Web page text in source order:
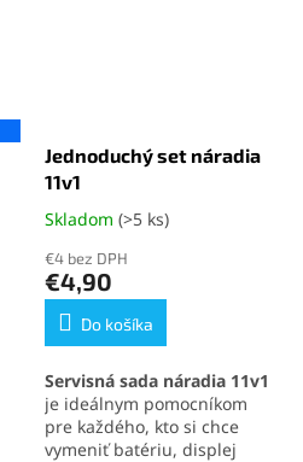
Jednoduchý set náradia
11v1
Priemerné
produktu
je
5,0
hviezdičiek.
Skladom (>5 ks)
€4 bez DPH
€4,90
Do košíka
Servisná sada náradia 11v1
je ideálnym pomocníkom
pre každého, kto si chce
vymeniť batériu, displej